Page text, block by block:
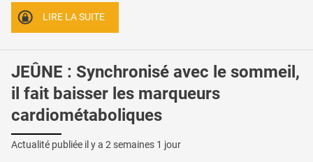
LIRE LA SUITE
JEÛNE : Synchronisé avec le sommeil,
il fait baisser les marqueurs
cardiométaboliques
Actualité publiée il y a 2 semaines 1 jour